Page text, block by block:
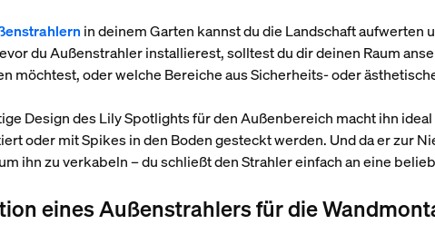
in deinem Garten kannst du die Landschaft
du Außenstrahler installierest, solltest du dir deinen Raum
möchtest, oder welche Bereiche aus Sicherheits- oder
Design des Lily Spotlights für den Außenbereich macht ihn
oder mit Spikes in den Boden gesteckt werden. Und da er zur
ihn zu verkabeln – du schließt den Strahler einfach an eine
eines Außenstrahlers für die